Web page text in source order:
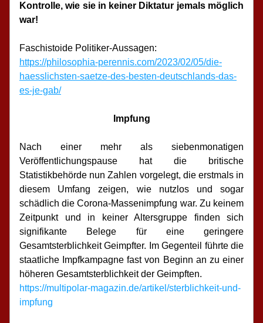
Kontrolle, wie sie in keiner Diktatur jemals möglich
war!
Faschistoide Politiker-Aussagen:
https://philosophia-perennis.com/2023/02/05/die-
haesslichsten-saetze-des-besten-deutschlands-das-
es-je-gab/
Impfung
Nach einer mehr als siebenmonatigen
Veröffentlichungspause hat die britische
Statistikbehörde nun Zahlen vorgelegt, die erstmals in
diesem Umfang zeigen, wie nutzlos und sogar
schädlich die Corona-Massenimpfung war. Zu keinem
Zeitpunkt und in keiner Altersgruppe finden sich
signifikante Belege für eine geringere
Gesamtsterblichkeit Geimpfter. Im Gegenteil führte die
staatliche Impfkampagne fast von Beginn an zu einer
höheren Gesamtsterblichkeit der Geimpften.
https://multipolar-magazin.de/artikel/sterblichkeit-und-
impfung